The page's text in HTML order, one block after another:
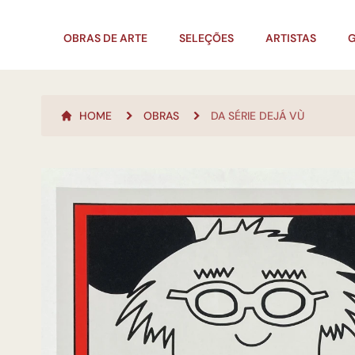
OBRAS DE ARTE SELEÇÕES ARTISTAS
HOME OBRAS DA SÉRIE DEJÁ VÙ